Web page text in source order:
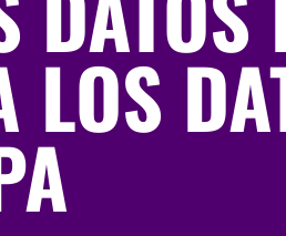
LOS